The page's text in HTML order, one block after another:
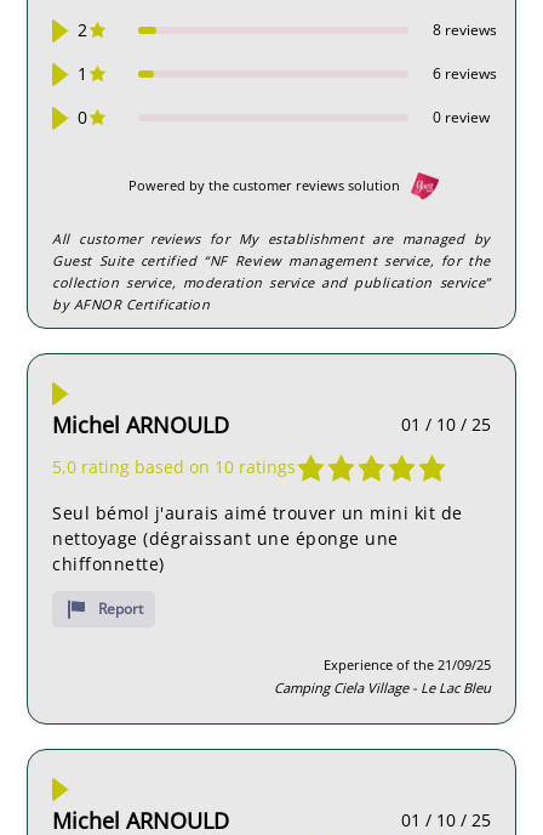
2 8 reviews
1 6 reviews
0 0 review
Powered by the customer reviews solution
All customer reviews for My establishment are managed by
Guest Suite certified “NF Review management service, for the
collection service, moderation service and publication service”
by AFNOR Certification
Michel ARNOULD
01 / 10 / 25
5,0 rating based on 10 ratings
Seul bémol j'aurais aimé trouver un mini kit de
nettoyage (dégraissant une éponge une
chiffonnette)
Report
Experience of the 21/09/25
Camping Ciela Village - Le Lac Bleu
Michel ARNOULD
01 / 10 / 25